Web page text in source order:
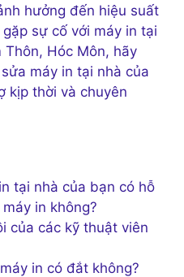
hưởng đến hiệu suất
sự cố với máy in tại
Thôn, Hóc Môn, hãy
máy in tại nhà của
kịp thời và chuyên
tại nhà của bạn có hỗ
in không?
của các kỹ thuật viên
in có đắt không?